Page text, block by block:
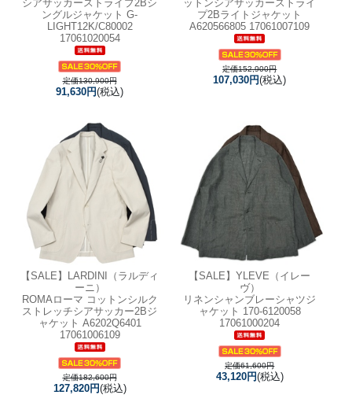
シアサッカーストライプ2Bシ
ングルジャケット G-
LIGHT12K/C80002
17061020054
定価130,900円
91,630円(税込)
ットンシアサッカーストライ
プ2Bライトジャケット
A620566805 17061007109
定価152,900円
107,030円(税込)
【SALE】
LARDINI（ラルディ
ーニ）
ROMAローマ コットンシルク
ストレッチシアサッカー2Bジ
ャケット A6202Q6401
17061006109
定価182,600円
127,820円(税込)
【SALE】YLEVE（イレー
ヴ）
リネンシャンブレーシャツジ
ャケット 170-6120058
17061000204
定価61,600円
43,120円(税込)